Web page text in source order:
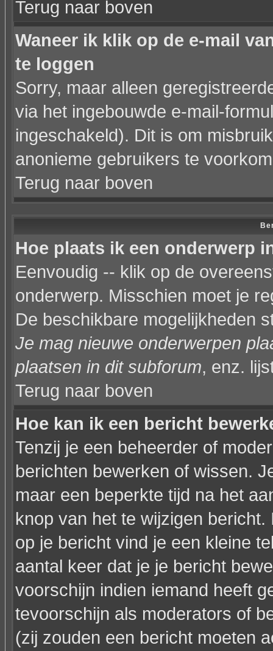
Terug naar boven
Waneer ik klik op de e-mail
te loggen
Sorry, maar alleen
via het ingebouwde e-mail-
ingeschakeld). Dit is om
anonieme gebruikers te
Terug naar boven
Hoe plaats ik een onderwerp
Eenvoudig -- klik op de
onderwerp. Misschien moet je
De beschikbare mogelijkheden
Je mag nieuwe onderwerpen
plaatsen in dit subforum, enz.
Terug naar boven
Hoe kan ik een bericht
Tenzij je een beheerder of
berichten bewerken of wissen.
maar een beperkte tijd na het
knop van het te wijzigen
op je bericht vind je een kleine
aantal keer dat je je bericht
voorschijn indien iemand heeft
tevoorschijn als moderators of
(zij zouden een bericht moeten